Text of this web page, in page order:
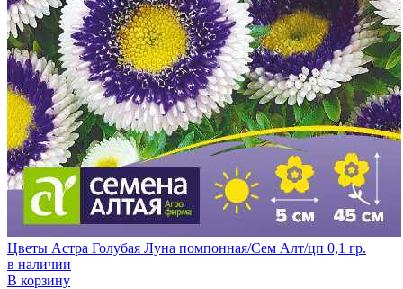
Цветы Астра Голубая Луна помпонная/Сем Алт/цп 0,1 гр.
в наличии
В корзину